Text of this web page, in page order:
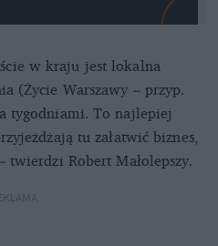
w kraju jest lokalna
(Życie Warszawy – przyp.
tygodniami. To najlepiej
tu załatwić biznes,
Robert Małolepszy.